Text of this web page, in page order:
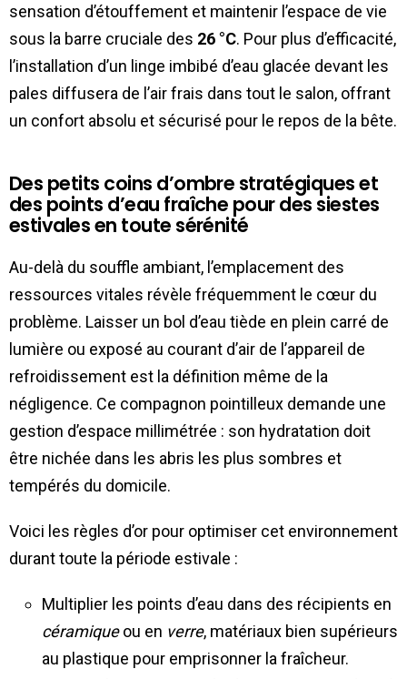
sensation d’étouffement et maintenir l’espace de vie
sous la barre cruciale des 26 °C. Pour plus d’efficacité,
l’installation d’un linge imbibé d’eau glacée devant les
pales diffusera de l’air frais dans tout le salon, offrant
un confort absolu et sécurisé pour le repos de la bête.
Des petits coins d’ombre stratégiques et
des points d’eau fraîche pour des siestes
estivales en toute sérénité
Au-delà du souffle ambiant, l’emplacement des
ressources vitales révèle fréquemment le cœur du
problème. Laisser un bol d’eau tiède en plein carré de
lumière ou exposé au courant d’air de l’appareil de
refroidissement est la définition même de la
négligence. Ce compagnon pointilleux demande une
gestion d’espace millimétrée : son hydratation doit
être nichée dans les abris les plus sombres et
tempérés du domicile.
Voici les règles d’or pour optimiser cet environnement
durant toute la période estivale :
Multiplier les points d’eau dans des récipients en
céramiqueou en verre, matériaux bien supérieurs
au plastique pour emprisonner la fraîcheur.